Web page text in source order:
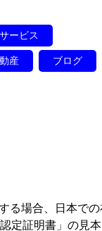
ービス
産 ブログ
る場合、日本で
定証明書」の見本